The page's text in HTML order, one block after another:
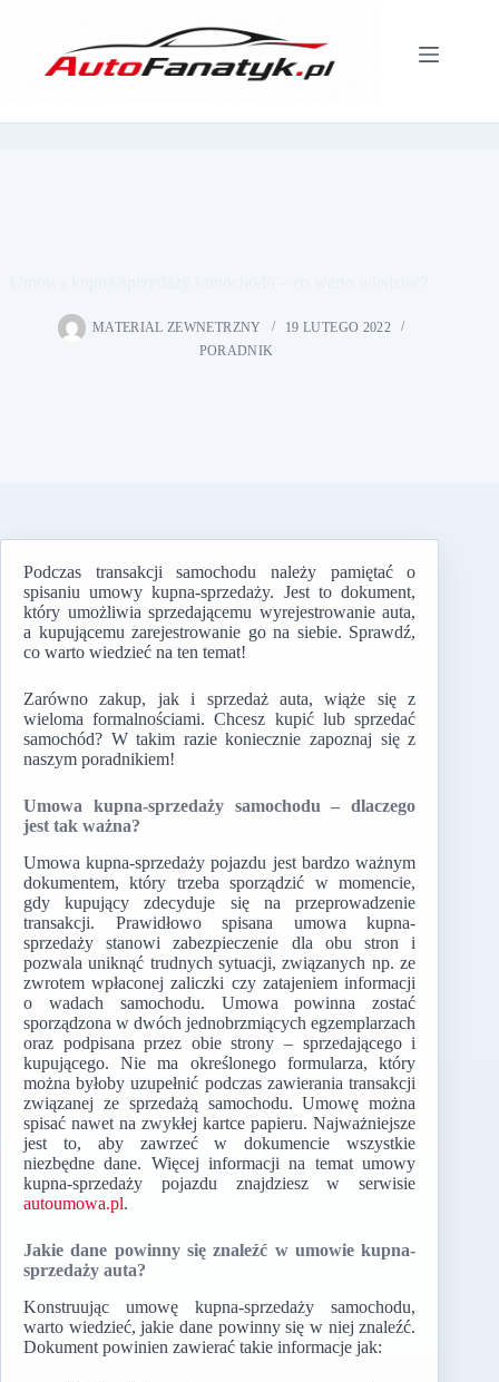
MATERIAL ZEWNETRZNY
19 LUTEGO 2022
PORADNIK
Podczas transakcji samochodu należy pamiętać o
spisaniu umowy kupna-sprzedaży. Jest to dokument,
który umożliwia sprzedającemu wyrejestrowanie auta,
a kupującemu zarejestrowanie go na siebie. Sprawdź,
co warto wiedzieć na ten temat!
Zarówno zakup, jak i sprzedaż auta, wiąże się z
wieloma formalnościami. Chcesz kupić lub sprzedać
samochód? W takim razie koniecznie zapoznaj się z
naszym poradnikiem!
Umowa kupna-sprzedaży samochodu – dlaczego
jest tak ważna?
Umowa kupna-sprzedaży pojazdu jest bardzo ważnym
dokumentem, który trzeba sporządzić w momencie,
gdy kupujący zdecyduje się na przeprowadzenie
transakcji. Prawidłowo spisana umowa kupna-
sprzedaży stanowi zabezpieczenie dla obu stron i
pozwala uniknąć trudnych sytuacji, związanych np. ze
zwrotem wpłaconej zaliczki czy zatajeniem informacji
o wadach samochodu. Umowa powinna zostać
sporządzona w dwóch jednobrzmiących egzemplarzach
oraz podpisana przez obie strony – sprzedającego i
kupującego. Nie ma określonego formularza, który
można byłoby uzupełnić podczas zawierania transakcji
związanej ze sprzedażą samochodu. Umowę można
spisać nawet na zwykłej kartce papieru. Najważniejsze
jest to, aby zawrzeć w dokumencie wszystkie
niezbędne dane. Więcej informacji na temat umowy
kupna-sprzedaży pojazdu znajdziesz w serwisie
autoumowa.pl.
Jakie dane powinny się znaleźć w umowie kupna-
sprzedaży auta?
Konstruując umowę kupna-sprzedaży samochodu,
warto wiedzieć, jakie dane powinny się w niej znaleźć.
Dokument powinien zawierać takie informacje jak: